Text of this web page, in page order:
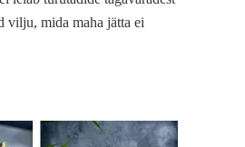
vilju, mida maha jätta ei